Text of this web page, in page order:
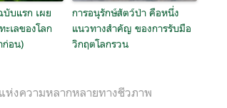
บแรก เผย
เลของโลก
ก่อน)
การอนุรักษ์สัตว์ป่า คือหนึ่ง
แนวทางสำคัญ ของการรับมือ
วิกฤตโลกรวน
ห่งความหลากหลายทางชีวภาพ